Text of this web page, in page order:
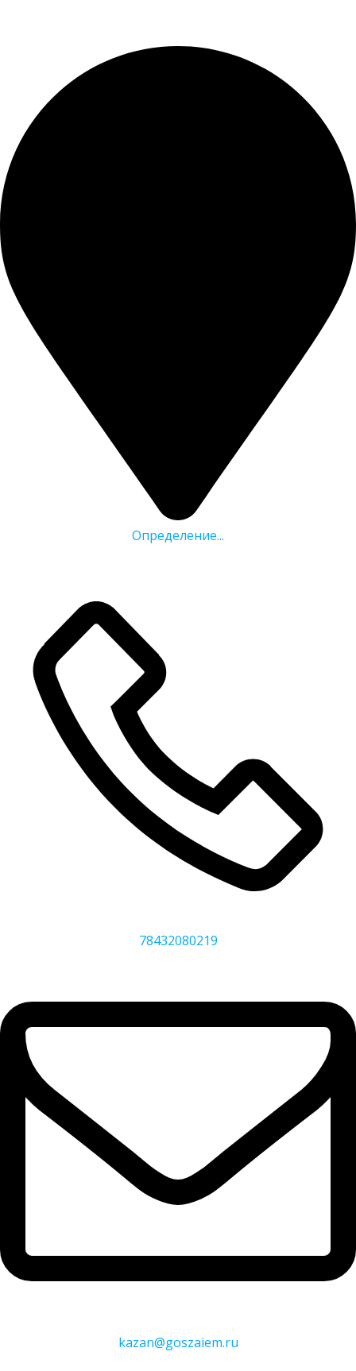
Определение...
78432080219
kazan@goszaiem.ru